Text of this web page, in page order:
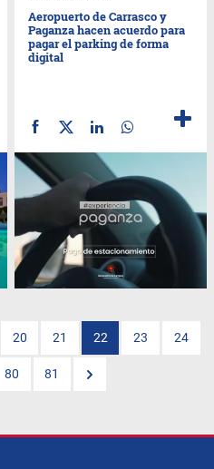
Aeropuerto de Carrasco y
Paganza hacen acuerdo para
pagar el parking de forma
digital
20 21 22 23 24
80 81